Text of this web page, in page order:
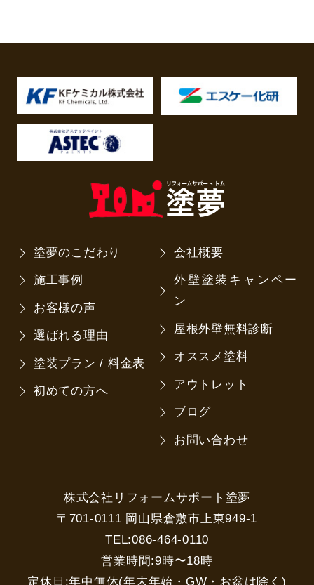
塗夢のこだわり
施工事例
お客様の声
選ばれる理由
塗装プラン / 料金表
初めての方へ
会社概要
外壁塗装キャンペー
ン
屋根外壁無料診断
オススメ塗料
アウトレット
ブログ
お問い合わせ
株式会社リフォームサポート塗夢
〒701-0111 岡山県倉敷市上東949-1
TEL:086-464-0110
営業時間:9時〜18時
定休日:年中無休(年末年始・GW・お盆は除く)